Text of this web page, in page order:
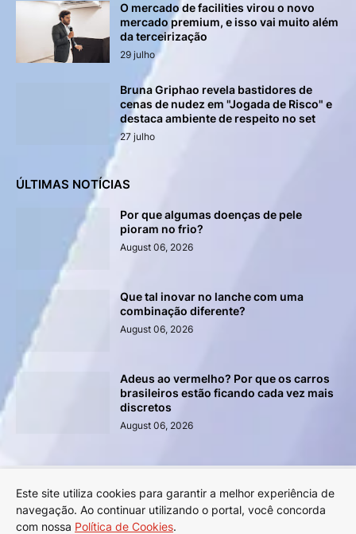
O mercado de facilities virou o novo
mercado premium, e isso vai muito além
da terceirização
29 julho
Bruna Griphao revela bastidores de
cenas de nudez em "Jogada de Risco" e
destaca ambiente de respeito no set
27 julho
ÚLTIMAS NOTÍCIAS
Por que algumas doenças de pele
pioram no frio?
August 06, 2026
Que tal inovar no lanche com uma
combinação diferente?
August 06, 2026
Adeus ao vermelho? Por que os carros
brasileiros estão ficando cada vez mais
discretos
August 06, 2026
Anuncie na Revista LYNX!
Sobre a Revista LYNX
Política de Privacidade
Termos de Uso
Este site utiliza cookies para garantir a melhor experiência de
navegação. Ao continuar utilizando o portal, você concorda
com nossa Política de Cookies.